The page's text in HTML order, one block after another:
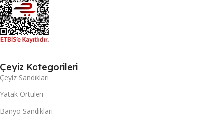
Çeyiz Kategorileri
Çeyiz Sandıkları
Yatak Örtüleri
Banyo Sandıkları